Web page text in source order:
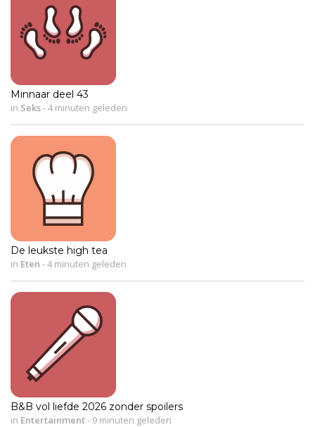
Minnaar deel 43
in Seks-4 minuten geleden
De leukste high tea
in Eten -4 minuten geleden
B&B vol liefde 2026 zonder spoilers
in Entertainment- 9 minuten geleden